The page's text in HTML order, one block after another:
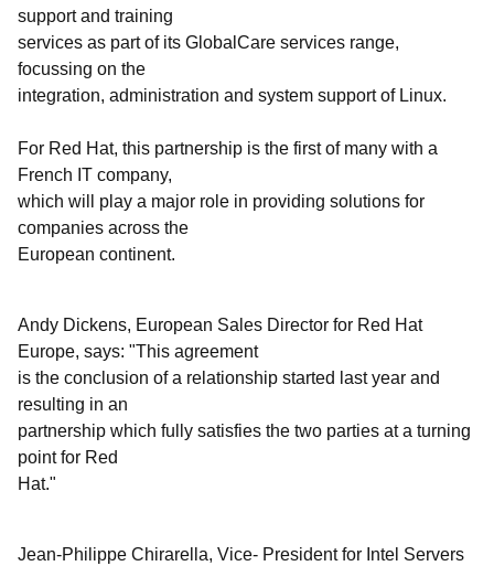
support and training
services as part of its GlobalCare services range,
focussing on the
integration, administration and system support of Linux.
For Red Hat, this partnership is the first of many with a
French IT company,
which will play a major role in providing solutions for
companies across the
European continent.
Andy Dickens, European Sales Director for Red Hat
Europe, says: "This agreement
is the conclusion of a relationship started last year and
resulting in an
partnership which fully satisfies the two parties at a turning
point for Red
Hat."
Jean-Philippe Chirarella, Vice- President for Intel Servers